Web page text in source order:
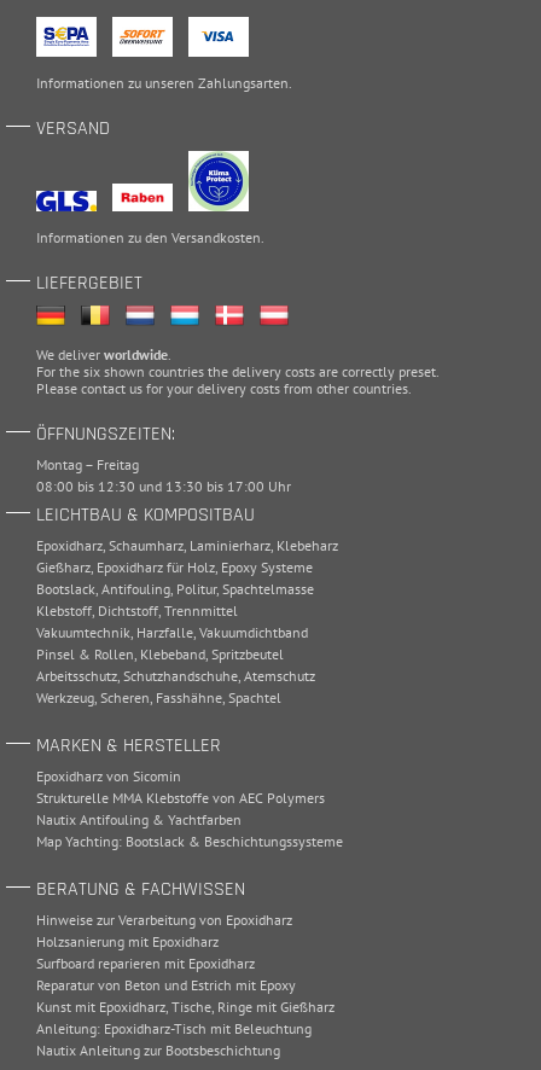
Informationen zu unseren Zahlungsarten
VERSAND
Informationen zu den Versandkosten
LIEFERGEBIET
We deliver worldwide
For the six shown countries the delivery costs are correctly preset.
Please contact us for your delivery costs from other countries.
ÖFFNUNGSZEITEN:
Montag – Freitag
08:00 bis 12:30 und 13:30 bis 17:00 Uhr
LEICHTBAU & KOMPOSITBAU
Epoxidharz Schaumharz Laminierharz Klebeharz
Gießharz Epoxidharz für Holz Epoxy Systeme
Bootslack Antifouling Politur, Spachtelmasse
Klebstoff Dichtstoff Trennmittel
Vakuumtechnik Harzfalle Vakuumdichtband
Pinsel & Rollen Klebeband Spritzbeutel
Arbeitsschutz Schutzhandschuhe Atemschutz
Werkzeug Scheren Fasshähne Spachtel
MARKEN & HERSTELLER
Epoxidharz von Sicomin
Strukturelle MMA Klebstoffe von AEC Polymers
Nautix Antifouling & Yachtfarben
Map Yachting: Bootslack & Beschichtungssysteme
BERATUNG & FACHWISSEN
Hinweise zur Verarbeitung von Epoxidharz
Holzsanierung mit Epoxidharz
Surfboard reparieren mit Epoxidharz
Reparatur von Beton und Estrich mit Epoxy
Kunst mit Epoxidharz, Tische, Ringe mit Gießharz
Anleitung: Epoxidharz-Tisch mit Beleuchtung
Nautix Anleitung zur Bootsbeschichtung